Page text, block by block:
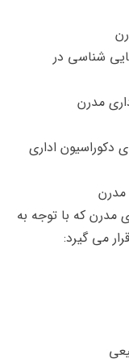
شناسی در
مدرن
دکوراسیون اداری
مدرن
مدرن که با توجه به
می گیرد: